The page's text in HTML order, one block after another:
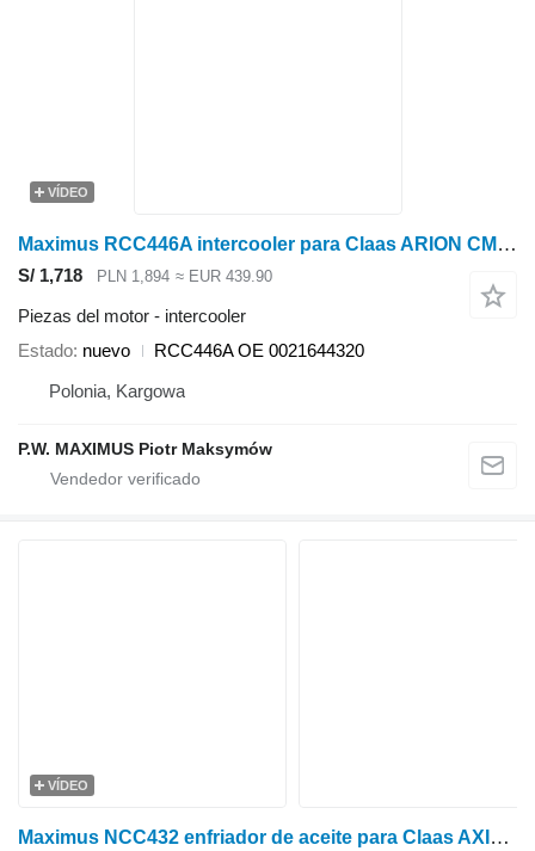
VÍDEO
Maximus RCC446A intercooler para Claas ARION CMATIC 550-510 550-530 650-620 660-510 660-610 , HEXASHIFT 550-510 550-520 650-610 650-620 tractor de ruedas
S/ 1,718 PLN 1,894 ≈ EUR 439.90
Piezas del motor - intercooler
Estado nuevo
RCC446A OE 0021644320
Polonia, Kargowa
P.W. MAXIMUS Piotr Maksymów
VÍDEO
Maximus NCC432 enfriador de aceite para Claas AXION 850-800 850-810 870-810 880-810 tractor de ruedas